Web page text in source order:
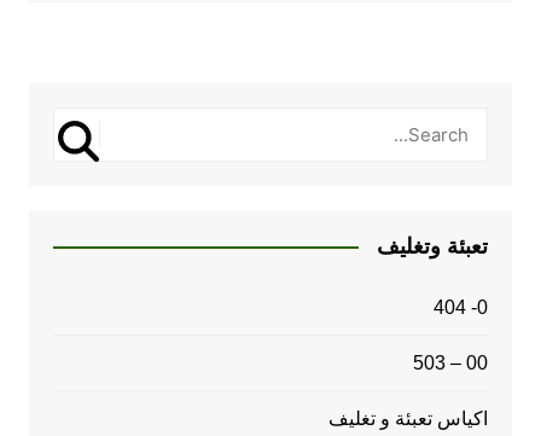
تعبئة وتغليف
0- 404
00 – 503
اكياس تعبئة و تغليف